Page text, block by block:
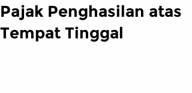
Pajak Penghasilan atas
Tempat Tinggal